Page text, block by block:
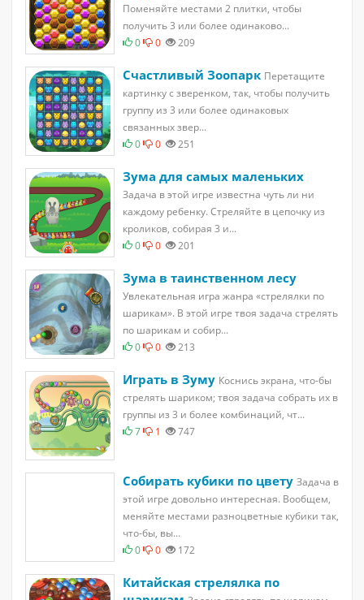
Поменяйте местами 2 плитки, чтобы
получить 3 или более одинаково...
0
0 209
Счастливый Зоопарк Перетащите
картинку с зверенком, так, чтобы получить
группу из 3 или более одинаковых
связанных звер...
0
0 251
Зума для самых маленьких
Задача в этой игре известна чуть ли ни
каждому ребенку. Стреляйте в цепочку из
кроликов, собирая 3 и...
0
0 201
Зума в таинственном лесу
Увлекательная игра жанра «стрелялки по
шарикам». В этой игре твоя задача стрелять
по шарикам и собир...
0
0 213
Играть в Зуму Коснись экрана, что-бы
стрелять шариком; твоя задача собрать их в
группы из 3 и более комбинаций, чт...
7
1 747
Собирать кубики по цвету Задача в
этой игре довольно интересная. Вообщем,
меняйте местами разноцветные кубики так,
что-бы, вы...
0
0 172
Китайская стрелялка по